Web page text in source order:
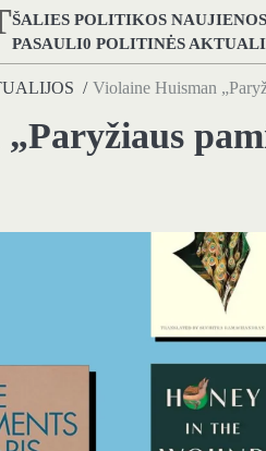
ŠALIES POLITIKOS NAUJIENOS
PASAULI0 POLITINĖS
Violaine Huisman